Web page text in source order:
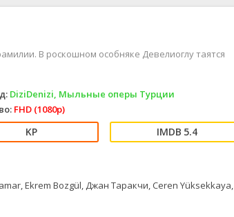
В роскошном особняке Девелиоглу таятся
DiziDenizi, Мыльные оперы Турции
FHD (1080p)
5.4
Ekrem Bozgül, Джан Таракчи, Ceren Yüksekkaya,